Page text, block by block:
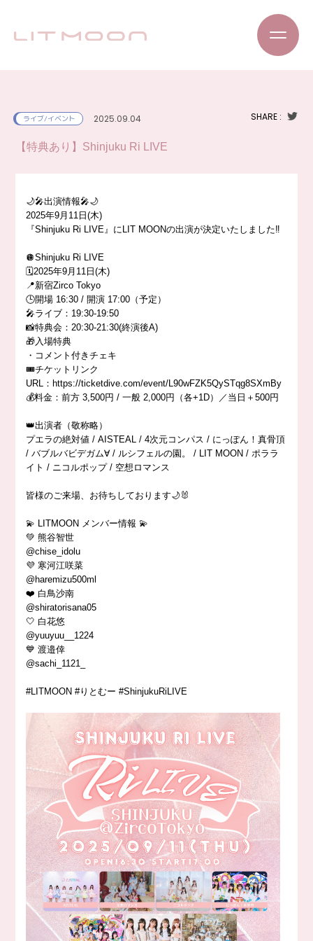
ライブ/イベント 2025.09.04 SHARE :
【特典あり】Shinjuku Ri LIVE
🌙🎤出演情報🎤🌙
2025年9月11日(木)
『Shinjuku Ri LIVE』にLIT MOONの出演が決定いたしました‼️
🪩Shinjuku Ri LIVE
🗓️2025年9月11日(木)
📍新宿Zirco Tokyo
🕒開場 16:30 / 開演 17:00（予定）
🎤ライブ：19:30-19:50
📸特典会：20:30-21:30(終演後A)
🎁入場特典
・コメント付きチェキ
🎟️チケットリンク
URL：https://ticketdive.com/event/L90wFZK5QySTqg8SXmBy
💰料金：前方 3,500円 / 一般 2,000円（各+1D）／当日＋500円
👑出演者（敬称略）
プエラの絶対値 / AISTEAL / 4次元コンパス / にっぽん！真骨頂
/ バブルバビデガム∀ / ルシフェルの園。 / LIT MOON / ポララ
イト / ニコルポップ / 空想ロマンス
皆様のご来場、お待ちしております🌙🐰
💫 LITMOON メンバー情報 💫
💚 熊谷智世
@chise_idolu
💜 寒河江咲菜
@haremizu500ml
❤️ 白鳥沙南
@shiratorisana05
🤍 白花悠
@yuuyuu__1224
💙 渡邉倖
@sachi_1121_
#LITMOON #りとむー #ShinjukuRiLIVE